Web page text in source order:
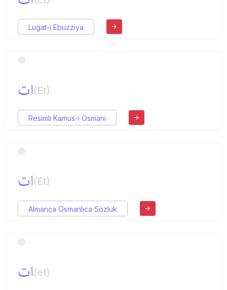
Lugat-ı Ebuzziya
ات(Et)
Resimli Kamus-ı Osmani
ات(Et)
Almanca Osmanlıca Sözlük
ات(et)